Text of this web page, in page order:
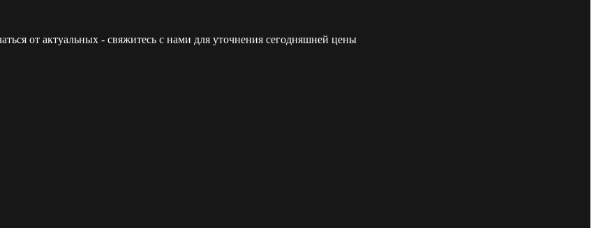
от актуальных - свяжитесь с нами для уточнения сегодняшней цены